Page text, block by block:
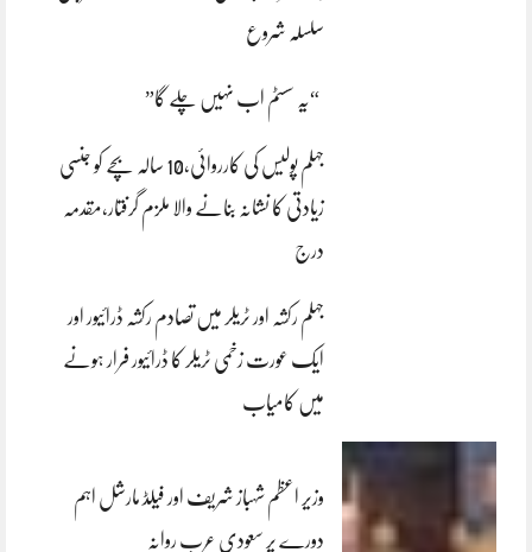
سلسلہ شروع
“یہ سسٹم اب نہیں چلے گا”
جہلم پولیس کی کارروائی،10 سالہ بچے کو جنسی
زیادتی کا نشانہ بنانے والا ملزم گرفتار،مقدمہ
درج
جہلم رکشہ اور ٹریلر میں تصادم رکشہ ڈرائیور اور
ایک عورت زخمی ٹریلر کا ڈرائیور فرار ہونے
میں کامیاب
وزیر اعظم شہباز شریف اور فیلڈ مارشل اہم
دورے پر سعودی عرب روانہ